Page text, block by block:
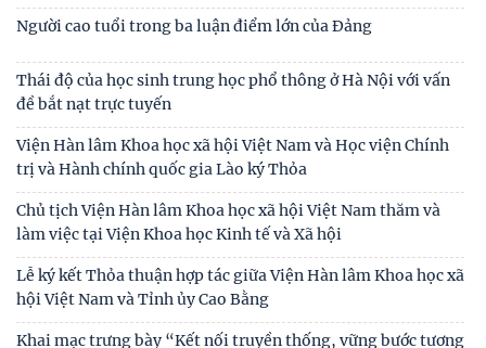
Sáng kiến của Cộng hòa Dân chủ Nhân dân
"Kết nối truyền thống - Vững bước tương lai"
Người cao tuổi trong ba luận điểm lớn của Đảng
Thái độ của học sinh trung học phổ thông ở Hà Nội với vấn
đề bắt nạt trực tuyến
Viện Hàn lâm Khoa học xã hội Việt Nam và Học viện Chính
trị và Hành chính quốc gia Lào ký Thỏa
Chủ tịch Viện Hàn lâm Khoa học xã hội Việt Nam thăm và
làm việc tại Viện Khoa học Kinh tế và Xã hội
Thư cảm ơn